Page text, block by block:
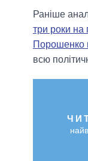
Раніше
три роки на
Порошенко
всю